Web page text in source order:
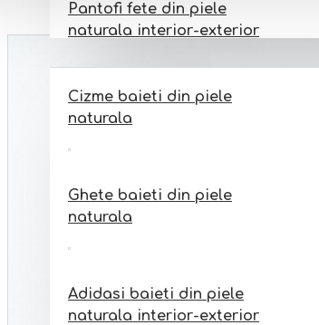
Pantofi fete din piele
naturala interior-exterior
Sandale fete din piele
naturala interior-exterior
Cizme baieti din piele
naturala
Ghete baieti din piele
naturala
Adidasi baieti din piele
naturala interior-exterior